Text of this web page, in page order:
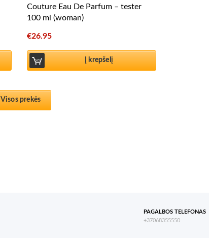
Couture Eau De Parfum – tester
100 ml (woman)
€26.95
Į krepšelį
Visos prekės
PAGALBOS TELEFONAS
+37068355550